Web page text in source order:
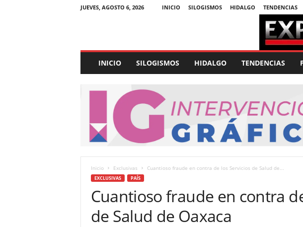
JUEVES, AGOSTO 6, 2026 INICIO SILOGISMOS HIDALGO TENDENCIAS
p
e
U
INICIO SILOGISMOS HIDALGO TENDENCIAS
Inicio Exclusivas Cuantioso fraude en contra de los Servicios de Salud de...
EXCLUSIVAS PAÍS
Cuantioso fraude en contra
de Salud de Oaxaca